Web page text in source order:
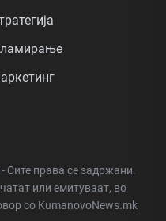
Сите права се задржани.
или емитуваат, во
со KumanovoNews.mk